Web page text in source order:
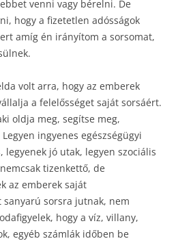
venni vagy bérelni. De
hogy a fizetetlen adósságok
amíg én irányítom a sorsomat,
volt arra, hogy az emberek
a felelősséget saját sorsáért.
oldja meg, segítse meg,
ingyenes egészségügyi
legyenek jó utak, legyen szociális
tizenkettő, de
az emberek saját
sorsra jutnak, nem
hogy a víz, villany,
egyéb számlák időben be